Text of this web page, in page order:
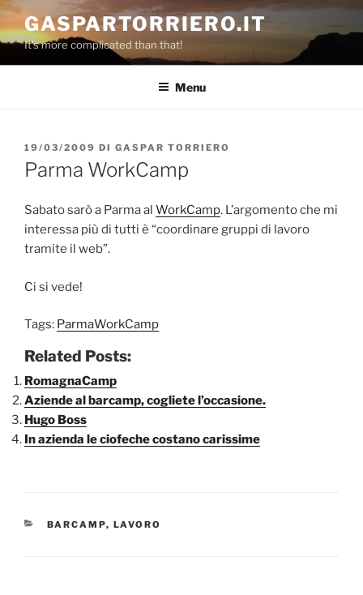
Salta
al
contenuto
GASPARTORRIERO.IT
It's more complicated than that!
Menu
PUBBLICATO
IL
19/03/2009 DI GASPAR TORRIERO
Parma WorkCamp
Sabato sarò a Parma al WorkCamp. L’argomento che mi
interessa più di tutti è “coordinare gruppi di lavoro
tramite il web”.
Ci si vede!
Tags: ParmaWorkCamp
Related Posts:
RomagnaCamp
Aziende al barcamp, cogliete l’occasione.
Hugo Boss
In azienda le ciofeche costano carissime
CATEGORIE
BARCAMP, LAVORO